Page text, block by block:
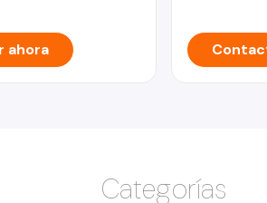
ahora
Categorías